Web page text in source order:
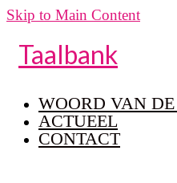
Skip to Main Content
Taalbank
WOORD VAN
ACTUEEL
CONTACT